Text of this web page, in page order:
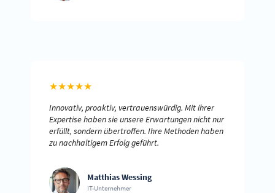
★★★★★
Innovativ, proaktiv, vertrauenswürdig. Mit ihrer
Expertise haben sie unsere Erwartungen nicht nur
erfüllt, sondern übertroffen. Ihre Methoden haben
zu nachhaltigem Erfolg geführt.
Matthias Wessing
IT-Unternehmer